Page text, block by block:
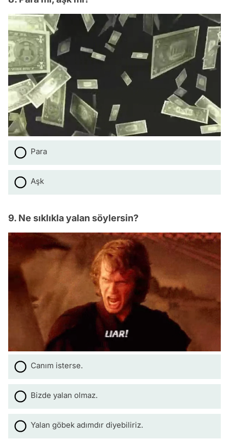
Para
Aşk
9. Ne sıklıkla yalan söylersin?
Canım isterse.
Bizde yalan olmaz.
Yalan göbek adımdır diyebiliriz.